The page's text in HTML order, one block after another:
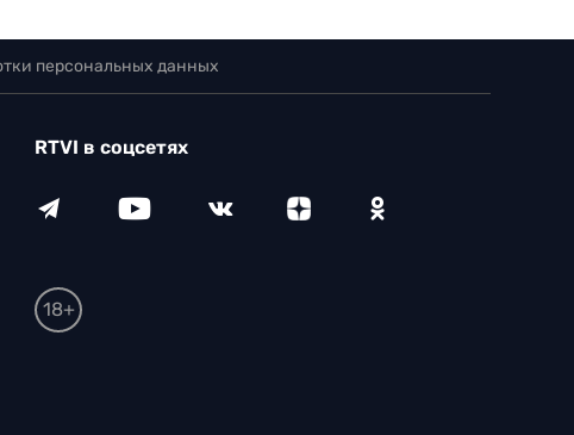
персональных данных
RTVI в соцсетях
18+